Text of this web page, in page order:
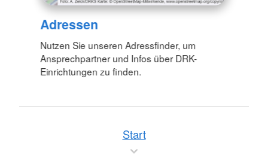
Adressen
Nutzen Sie unseren Adressfinder, um
Ansprechpartner und Infos über DRK-
Einrichtungen zu finden.
Start